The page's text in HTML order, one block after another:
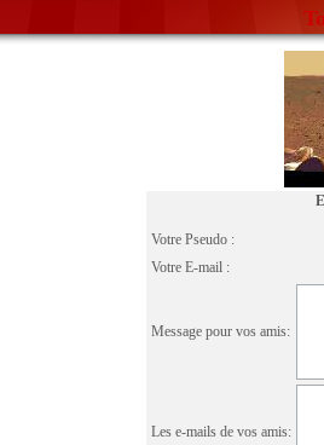
Votre Pseudo :
Votre E-mail :
Message pour vos amis:
Les e-mails de vos amis: